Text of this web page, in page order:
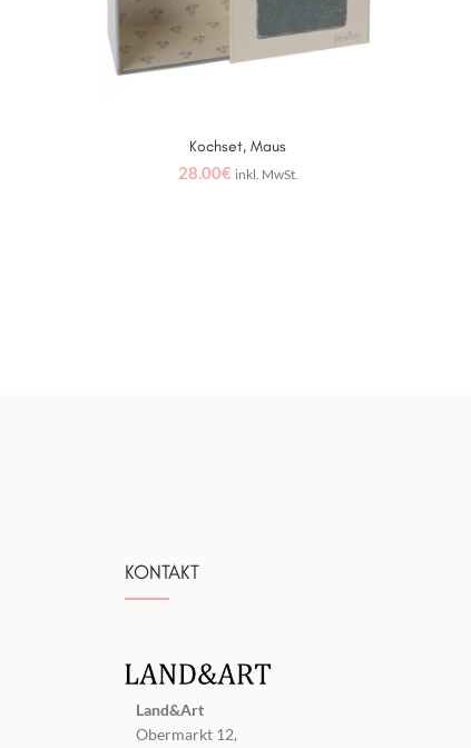
IN DEN WARENKORB
Kochset, Maus
28.00€ inkl. MwSt.
KONTAKT
Land&Art
Obermarkt 12,